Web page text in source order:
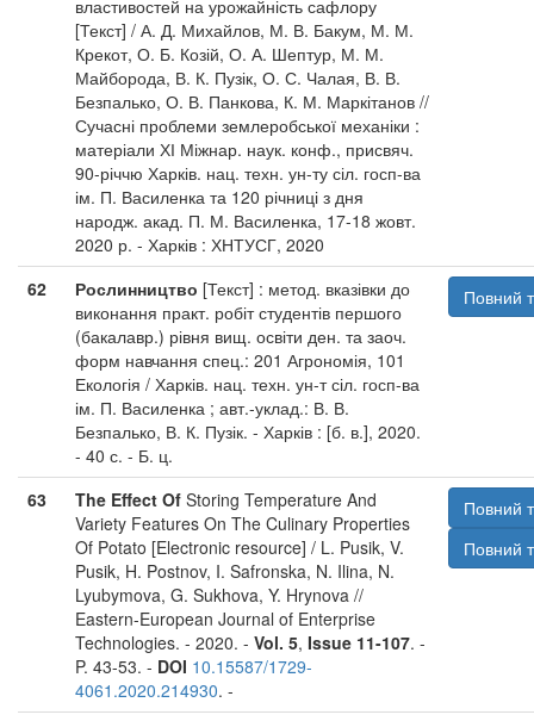
властивостей на урожайність сафлору
[Текст] / А. Д. Михайлов, М. В. Бакум, М. М.
Крекот, О. Б. Козій, О. А. Шептур, М. М.
Майборода, В. К. Пузік, О. С. Чалая, В. В.
Безпалько, О. В. Панкова, К. М. Маркітанов //
Сучасні проблеми землеробської механіки :
матеріали ХІ Міжнар. наук. конф., присвяч.
90-річчю Харків. нац. техн. ун-ту сіл. госп-ва
ім. П. Василенка та 120 річниці з дня
народж. акад. П. М. Василенка, 17-18 жовт.
2020 р. - Харків : ХНТУСГ, 2020
62
Рослинництво [Текст] : метод. вказівки до
виконання практ. робіт студентів першого
(бакалавр.) рівня вищ. освіти ден. та заоч.
форм навчання спец.: 201 Агрономія, 101
Екологія / Харків. нац. техн. ун-т сіл. госп-ва
ім. П. Василенка ; авт.-уклад.: В. В.
Безпалько, В. К. Пузік. - Харків : [б. в.], 2020.
- 40 с. - Б. ц.
Повний
63 The Effect Of Storing Temperature And
Variety Features On The Culinary Properties
Of Potato [Electronic resource] / L. Pusik, V.
Pusik, H. Postnov, I. Safronska, N. Ilina, N.
Lyubymova, G. Sukhova, Y. Hrynova //
Eastern-European Journal of Enterprise
Technologies. - 2020. - Vol. 5, Issue 11-107. -
P. 43-53. - DOI 10.15587/1729-
4061.2020.214930. -
Повний
Повний